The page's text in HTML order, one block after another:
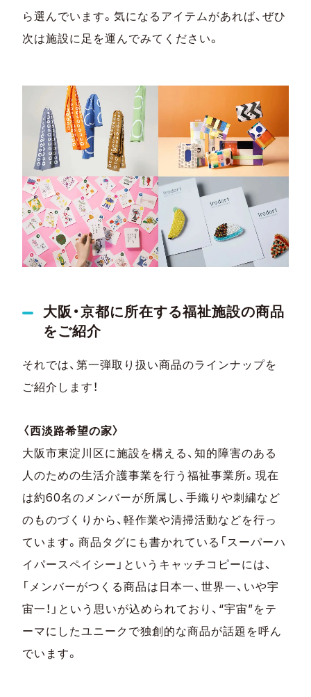
ら選んでいます。気になるアイテムがあれば、ぜひ
次は施設に足を運んでみてください。
大阪・京都に所在する福祉施設の商品
をご紹介
それでは、第一弾取り扱い商品のラインナップを
ご紹介します！
〈西淡路希望の家〉
大阪市東淀川区に施設を構える、知的障害のある
人のための生活介護事業を行う福祉事業所。現在
は約60名のメンバーが所属し、手織りや刺繍など
のものづくりから、軽作業や清掃活動などを行っ
ています。商品タグにも書かれている「スーパーハ
イパースペイシー」というキャッチコピーには、
「メンバーがつくる商品は日本一、世界一、いや宇
宙一！」という思いが込められており、“宇宙”をテ
ーマにしたユニークで独創的な商品が話題を呼ん
でいます。